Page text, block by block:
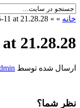
خانه »
»
21.28.28
ارسال شده توسط
1400-
نظر شما؟